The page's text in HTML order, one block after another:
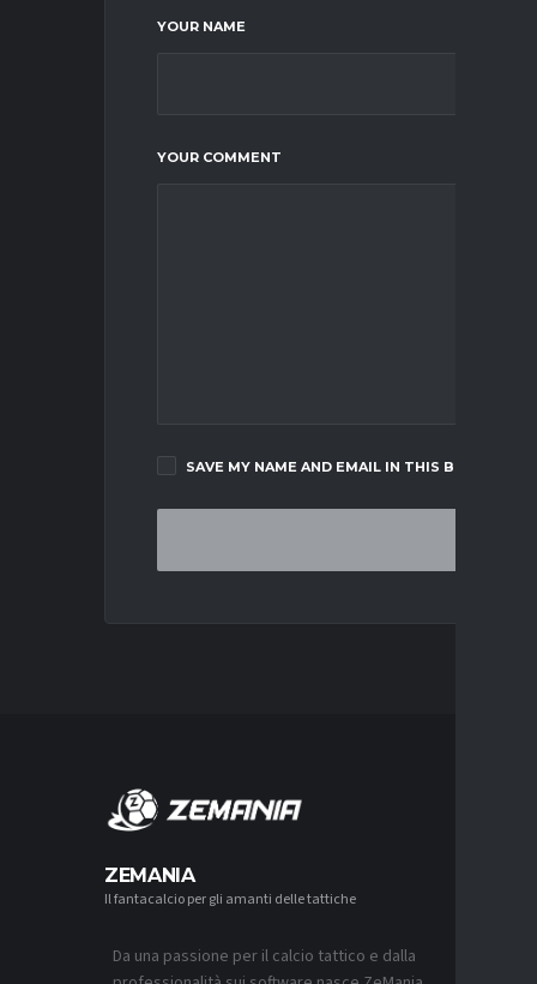
YOUR NAME
YOUR COMMENT
SAVE MY NAME AND EMAIL IN THIS BROWSER
ZEMANIA
Il fantacalcio per gli amanti delle tattiche
Da una passione per il calcio tattico e dalla